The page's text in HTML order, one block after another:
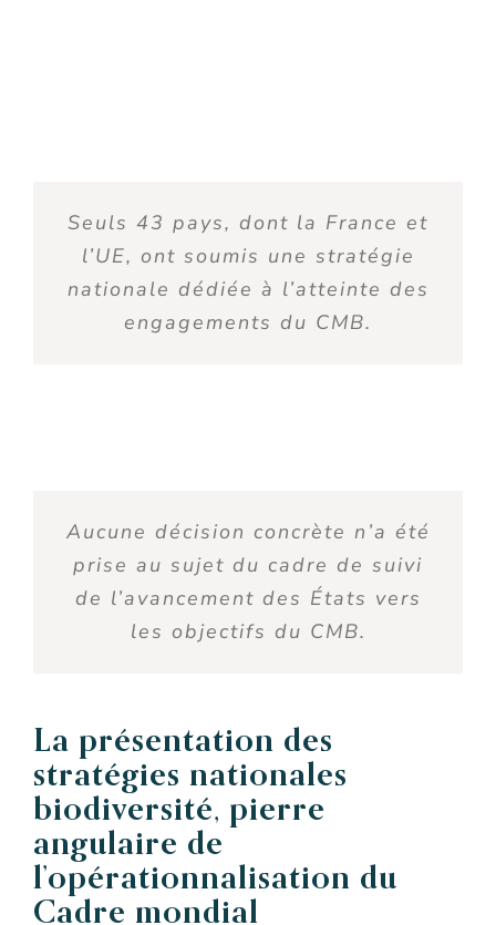
Seuls 43 pays, dont la France et
l’UE, ont soumis une stratégie
nationale dédiée à l’atteinte des
engagements du CMB.
Aucune décision concrète n’a été
prise au sujet du cadre de suivi
de l’avancement des États vers
les objectifs du CMB.
La présentation des
stratégies nationales
biodiversité, pierre
angulaire de
l’opérationnalisation du
Cadre mondial